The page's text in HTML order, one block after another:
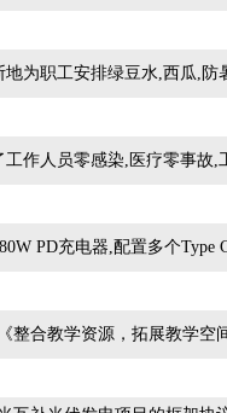
为职工安排绿豆水,西瓜,
作人员零感染,医疗零事故,
PD充电器,配置多个
整合教学资源，拓展教学